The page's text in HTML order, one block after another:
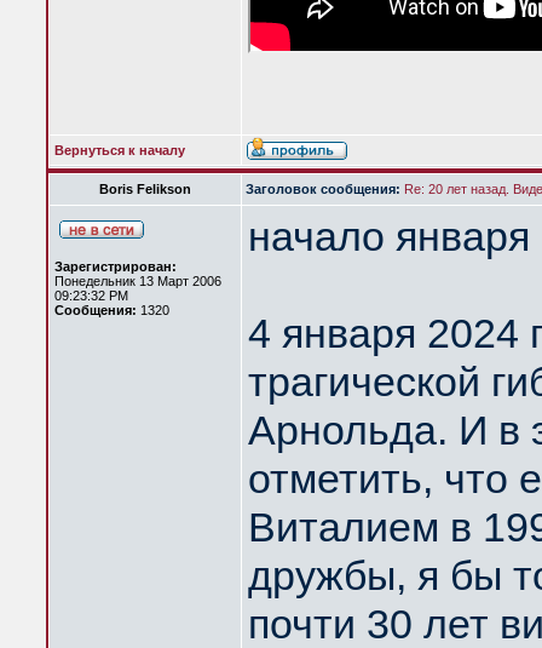
Вернуться к началу
Boris Felikson Заголовок сообщения: Re: 20 лет назад.
Зарегистрирован:
Понедельник 13 Март 2006
09:23:32 PM
Сообщения: 1320
начало января
4 января 2024
трагической
Арнольда. И в
отметить, что
Виталием в
дружбы, я бы
почти 30 лет